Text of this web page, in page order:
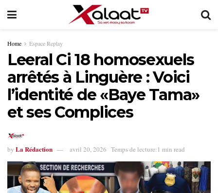
Home Espace Replay
Leeral Ci 18 homosexuels
arrêtés à Linguère : Voici
l’identité de «Baye Tama»
et ses Complices
by La Rédaction avril 20, 2026 Temps de lecture:1 min read